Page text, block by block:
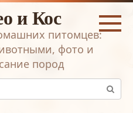
и Кос
питомцев:
фото и
пород